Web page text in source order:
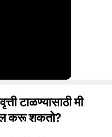
टाळण्यासाठी मी
करू शकतो?